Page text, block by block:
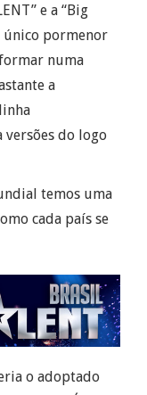
e a “Big
único pormenor
numa
a
versões do logo
temos uma
cada país se
o adoptado